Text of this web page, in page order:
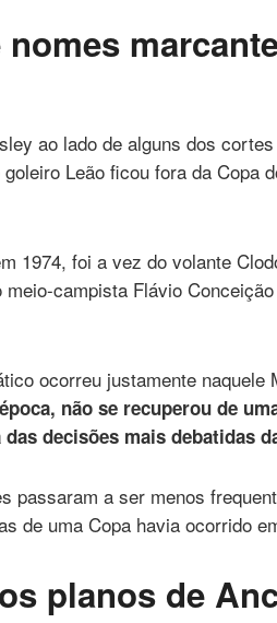
ao lado de alguns dos
Leão ficou fora da Copa
1974, foi a vez do volante
campista Flávio
ocorreu justamente naquele
não se recuperou de
decisões mais debatidas
passaram a ser menos
de uma Copa havia ocorrido
planos de